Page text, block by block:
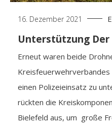
16. Dezember 2021
Unterstützung Der
Erneut waren beide
Kreisfeuerwehrverbandes
einen Polizeieinsatz zu
rückten die
Bielefeld aus, um große